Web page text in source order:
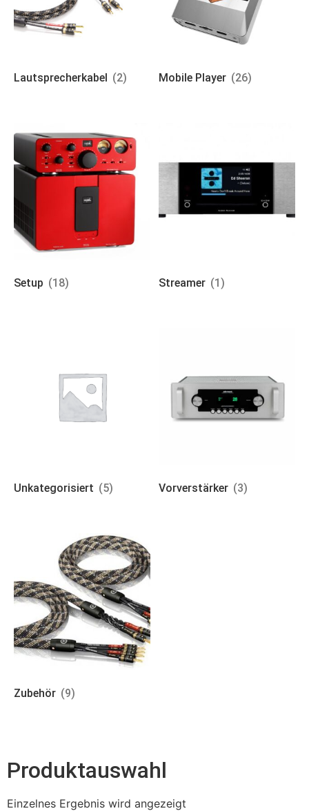
Lautsprecherkabel (2) Mobile Player (26)
Setup (18) Streamer (1)
Unkategorisiert (5) Vorverstärker (3)
Zubehör (9)
Produktauswahl
Einzelnes Ergebnis wird angezeigt